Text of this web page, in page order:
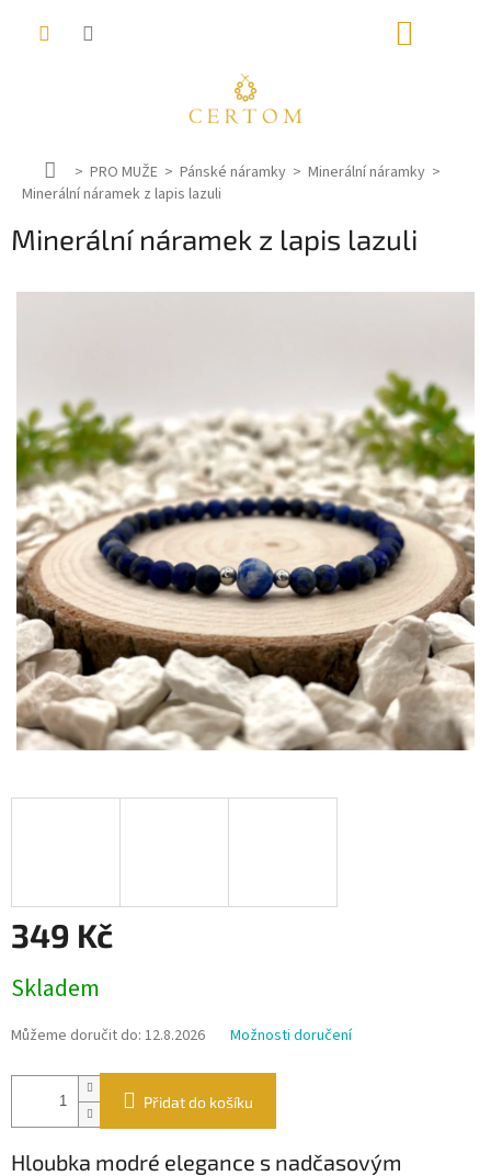
D
o
ů
PRO MUŽE Pánské náramky
Minerální náramky
Minerální náramek z lapis lazuli
Minerální náramek z lapis lazuli
349 Kč
cena:
Skladem
Můžeme doručit do: 12.8.2026 Možnosti doručení
Přidat do košíku
Hloubka modré elegance s nadčasovým